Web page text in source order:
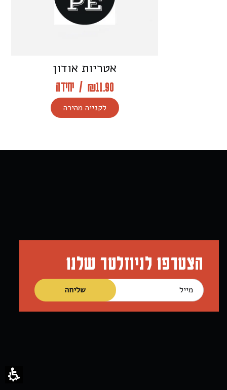
אטריות אודון
₪11.90
/ יחידה
לקנייה מהירה
הצטרפו לניוזלטר שלנו